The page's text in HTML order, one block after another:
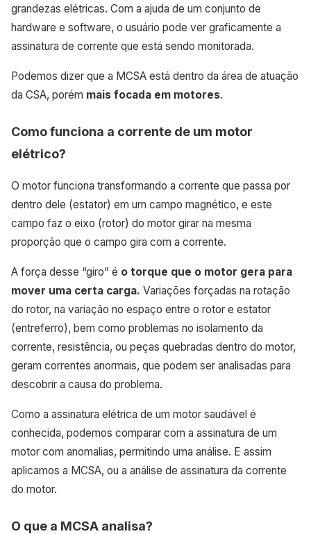
grandezas elétricas. Com a ajuda de um conjunto de
hardware e software, o usuário pode ver graficamente a
assinatura de corrente que está sendo monitorada.
Podemos dizer que a MCSA está dentro da área de atuação
da CSA, porém mais focada em motores.
Como funciona a corrente de um motor
elétrico?
O motor funciona transformando a corrente que passa por
dentro dele (estator) em um campo magnético, e este
campo faz o eixo (rotor) do motor girar na mesma
proporção que o campo gira com a corrente.
A força desse “giro” é o torque que o motor gera para
mover uma certa carga. Variações forçadas na rotação
do rotor, na variação no espaço entre o rotor e estator
(entreferro), bem como problemas no isolamento da
corrente, resistência, ou peças quebradas dentro do motor,
geram correntes anormais, que podem ser analisadas para
descobrir a causa do problema.
Como a assinatura elétrica de um motor saudável é
conhecida, podemos comparar com a assinatura de um
motor com anomalias, permitindo uma análise. E assim
aplicamos a MCSA, ou a análise de assinatura da corrente
do motor.
O que a MCSA analisa?